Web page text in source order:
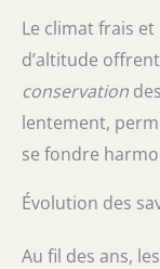
Le climat frais
d’altitude
conservation
lentement,
se fondre
Évolution des
Au fil des ans,